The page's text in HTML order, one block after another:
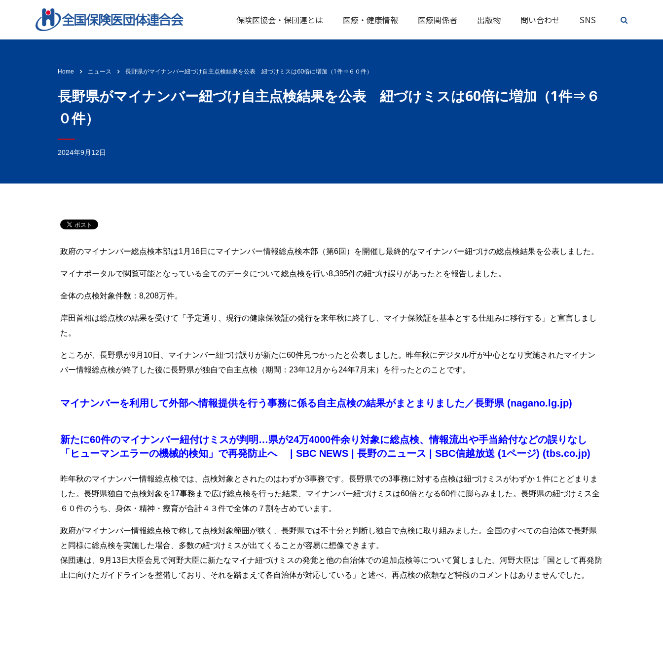
保険医協会・保団連とは 医療・健康情報 医療関係者 出版物 問い合わせ SNS
Home ニュース 長野県がマイナンバー紐づけ自主点検結果を公表 紐づけミスは60倍に増加（1件⇒６０件）
長野県がマイナンバー紐づけ自主点検結果を公表 紐づけミスは60倍に増加（1件⇒６
０件）
2024年9月12日
政府のマイナンバー総点検本部は1月16日にマイナンバー情報総点検本部（第6回）を開催し最終的なマイナンバー紐づけの総点検結果を公表しました。
マイナポータルで閲覧可能となっている全てのデータについて総点検を行い8,395件の紐づけ誤りがあったとを報告しました。
全体の点検対象件数：8,208万件。
岸田首相は総点検の結果を受けて「予定通り、現行の健康保険証の発行を来年秋に終了し、マイナ保険証を基本とする仕組みに移行する」と宣言しまし
た。
ところが、長野県が9月10日、マイナンバー紐づけ誤りが新たに60件見つかったと公表しました。昨年秋にデジタル庁が中心となり実施されたマイナン
バー情報総点検が終了した後に長野県が独自で自主点検（期間：23年12月から24年7月末）を行ったとのことです。
マイナンバーを利用して外部へ情報提供を行う事務に係る自主点検の結果がまとまりました／長野県 (nagano.lg.jp)
新たに60件のマイナンバー紐付けミスが判明…県が24万4000件余り対象に総点検、情報流出や手当給付などの誤りなし
「ヒューマンエラーの機械的検知」で再発防止へ | SBC NEWS | 長野のニュース | SBC信越放送 (1ページ) (tbs.co.jp)
昨年秋のマイナンバー情報総点検では、点検対象とされたのはわずか3事務です。長野県での3事務に対する点検は紐づけミスがわずか１件にとどまりま
した。長野県独自で点検対象を17事務まで広げ総点検を行った結果、マイナンバー紐づけミスは60倍となる60件に膨らみました。長野県の紐づけミス全
６０件のうち、身体・精神・療育が合計４３件で全体の７割を占めています。
政府がマイナンバー情報総点検で称して点検対象範囲が狭く、長野県では不十分と判断し独自で点検に取り組みました。全国のすべての自治体で長野県
と同様に総点検を実施した場合、多数の紐づけミスが出てくることが容易に想像できます。
保団連は、9月13日大臣会見で河野大臣に新たなマイナ紐づけミスの発覚と他の自治体での追加点検等について質しました。河野大臣は「国として再発防
止に向けたガイドラインを整備しており、それを踏まえて各自治体が対応している」と述べ、再点検の依頼など特段のコメントはありませんでした。